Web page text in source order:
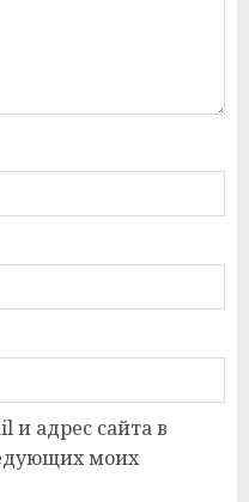
и адрес сайта в
моих